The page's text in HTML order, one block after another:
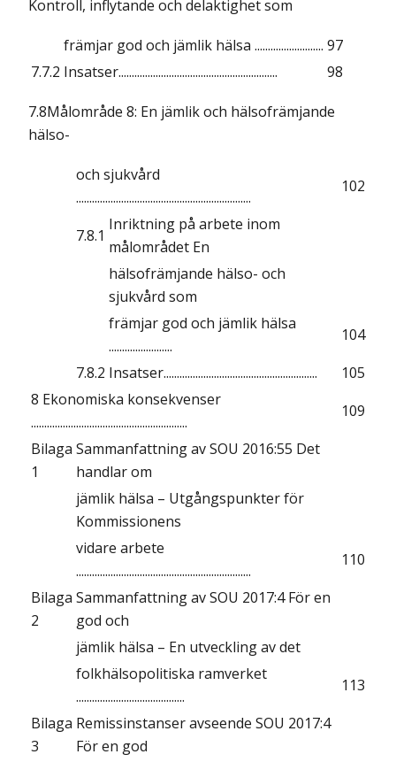
Kontroll, inflytande och delaktighet som
främjar god och jämlik hälsa .......................... 97
7.7.2 Insatser............................................................ 98
7.8Målområde 8: En jämlik och hälsofrämjande
hälso-
och sjukvård
..................................................................
102
7.8.1
Inriktning på arbete inom
målområdet En
hälsofrämjande hälso- och
sjukvård som
främjar god och jämlik hälsa
........................
104
7.8.2 Insatser..........................................................
105
8 Ekonomiska konsekvenser
...........................................................
109
Bilaga
1
Sammanfattning av SOU 2016:55 Det
handlar om
jämlik hälsa – Utgångspunkter för
Kommissionens
vidare arbete
..................................................................
110
Bilaga
2
Sammanfattning av SOU 2017:4 För en
god och
jämlik hälsa – En utveckling av det
folkhälsopolitiska ramverket
.........................................
113
Bilaga
3
Remissinstanser avseende SOU 2017:4
För en god